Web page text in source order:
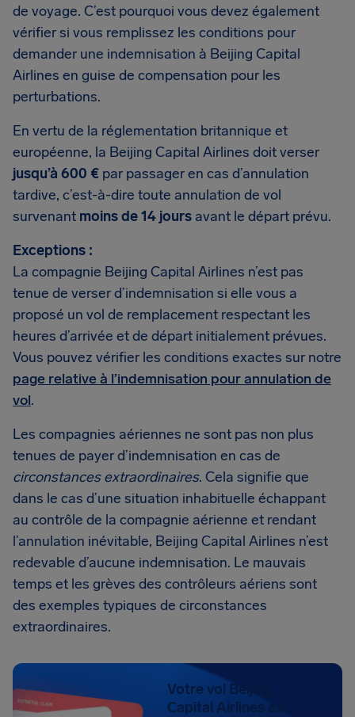
de voyage. C’est pourquoi vous devez également
vérifier si vous remplissez les conditions pour
demander une indemnisation à Beijing Capital
Airlines en guise de compensation pour les
perturbations.
En vertu de la réglementation britannique et
européenne, la Beijing Capital Airlines doit verser
jusqu’à 600 € par passager en cas d’annulation
tardive, c’est-à-dire toute annulation de vol
survenant moins de 14 jours avant le départ prévu.
Exceptions :
La compagnie Beijing Capital Airlines n’est pas
tenue de verser d’indemnisation si elle vous a
proposé un vol de remplacement respectant les
heures d’arrivée et de départ initialement prévues.
Vous pouvez vérifier les conditions exactes sur notre
page relative à l’indemnisation pour annulation de
vol.
Les compagnies aériennes ne sont pas non plus
tenues de payer d’indemnisation en cas de
circonstances extraordinaires. Cela signifie que
dans le cas d’une situation inhabituelle échappant
au contrôle de la compagnie aérienne et rendant
l’annulation inévitable, Beijing Capital Airlines n’est
redevable d’aucune indemnisation. Le mauvais
temps et les grèves des contrôleurs aériens sont
des exemples typiques de circonstances
extraordinaires.
Votre vol Beijing
Capital Airlines est